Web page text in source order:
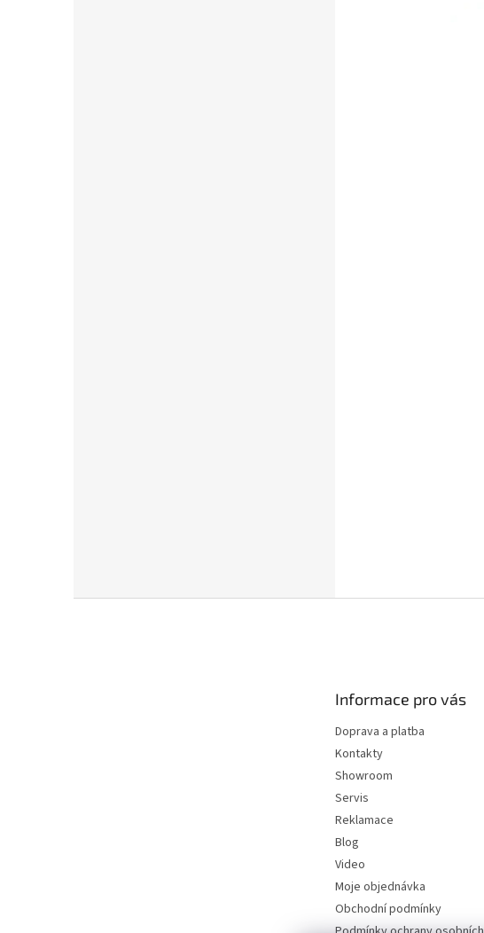
Informace pro vás
Doprava a platba
Kontakty
Showroom
Servis
Reklamace
Blog
Video
Moje objednávka
Obchodní podmínky